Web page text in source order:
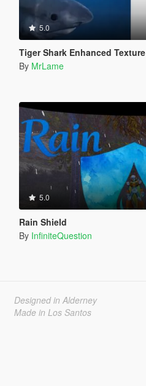
5.0
Tiger Shark Enhanced Texture
By MrLame
5.0
Rain Shield
By InfiniteQuestion
Designed in Alderney
Made in Los Santos